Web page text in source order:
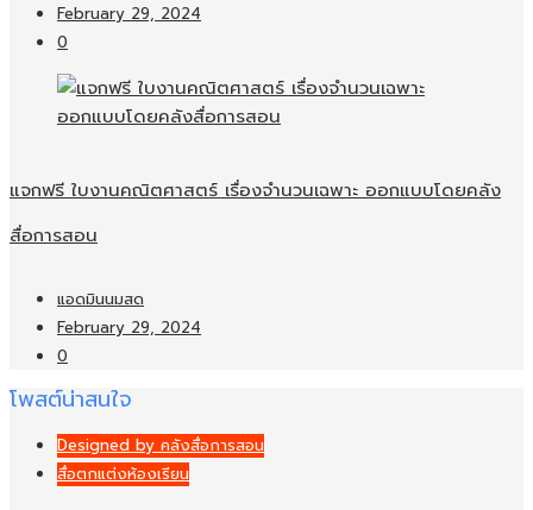
February 29, 2024
0
แจกฟรี ใบงานคณิตศาสตร์ เรื่องจำนวนเฉพาะ ออกแบบโดยคลัง
สื่อการสอน
แอดมินนมสด
February 29, 2024
0
โพสต์น่าสนใจ
Designed by คลังสื่อการสอน
สื่อตกแต่งห้องเรียน